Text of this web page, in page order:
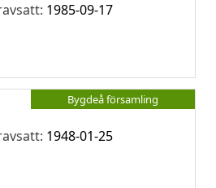
1985-09-17
Bygdeå församling
1948-01-25